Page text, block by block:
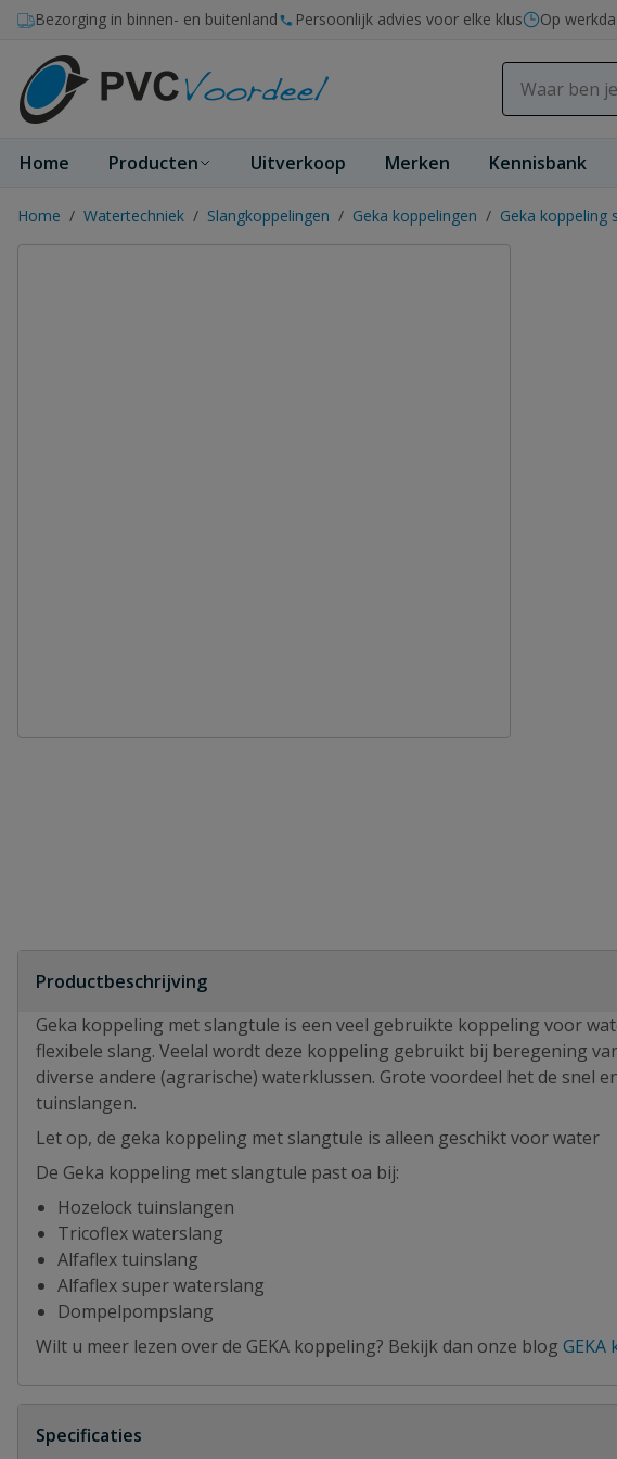
Ga naar de inhoud
Bezorging in binnen- en buitenland Persoonlijk advies voor elke klus Op
Home Producten Uitverkoop Merken Kennisbank
Home / Watertechniek / Slangkoppelingen / Geka koppelingen / Geka koppeling
Productbeschrijving
Geka koppeling met slangtule is een veel gebruikte koppeling voor
flexibele slang. Veelal wordt deze koppeling gebruikt bij beregening
diverse andere (agrarische) waterklussen. Grote voordeel het de snel
tuinslangen.
Let op, de geka koppeling met slangtule is alleen geschikt voor water
De Geka koppeling met slangtule past oa bij:
Hozelock tuinslangen
Tricoflex waterslang
Alfaflex tuinslang
Alfaflex super waterslang
Dompelpompslang
Wilt u meer lezen over de GEKA koppeling? Bekijk dan onze blog GEKA
Specificaties